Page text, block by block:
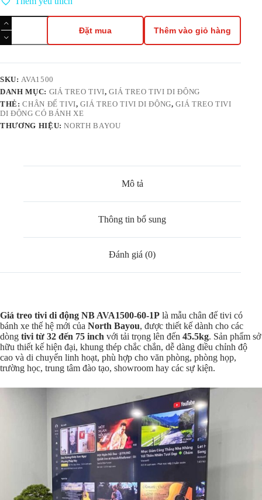
Giá
Treo
Tivi
AVA1500-
60-
1P
Cho
32-
Đặt mua Thêm vào giỏ hàng
SKU:AVA1500
DANH MỤC: GIÁ TREO TIVI,GIÁ TREO TIVI DI ĐỘNG
THẺ:CHÂN ĐẾ TIVI,GIÁ TREO TIVI DI ĐỘNG,GIÁ TREO TIVI
DI ĐỘNG CÓ BÁNH XE
THƯƠNG HIỆU:NORTH BAYOU
Mô tả
Thông tin bổ sung
Đánh giá (0)
Giá treo tivi di động NB AVA1500-60-1P là mẫu chân đế tivi có
bánh xe thế hệ mới của North Bayou, được thiết kế dành cho các
dòng tivi từ 32 đến 75 inch với tải trọng lên đến 45.5kg. Sản phẩm sở
hữu thiết kế hiện đại, khung thép chắc chắn, dễ dàng điều chỉnh độ
cao và di chuyển linh hoạt, phù hợp cho văn phòng, phòng họp,
trường học, trung tâm đào tạo, showroom hay các sự kiện.